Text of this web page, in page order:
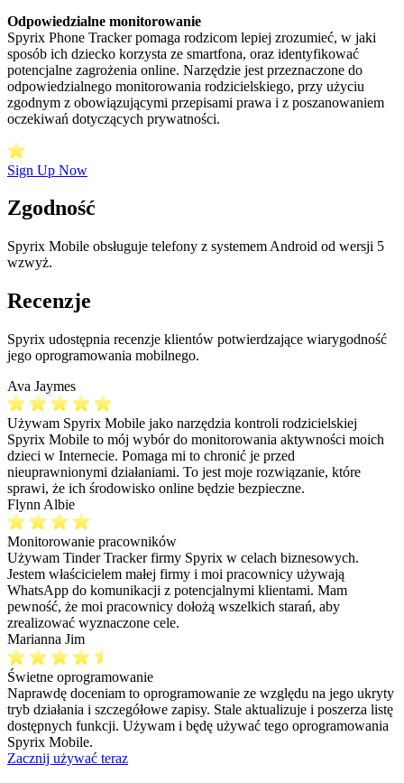
Odpowiedzialne monitorowanie
Spyrix Phone Tracker pomaga rodzicom lepiej zrozumieć, w jaki
sposób ich dziecko korzysta ze smartfona, oraz identyfikować
potencjalne zagrożenia online. Narzędzie jest przeznaczone do
odpowiedzialnego monitorowania rodzicielskiego, przy użyciu
zgodnym z obowiązującymi przepisami prawa i z poszanowaniem
oczekiwań dotyczących prywatności.
Sign Up Now
Zgodność
Spyrix Mobile obsługuje telefony z systemem Android od wersji 5
wzwyż.
Recenzje
Spyrix udostępnia recenzje klientów potwierdzające wiarygodność
jego oprogramowania mobilnego.
Ava Jaymes
Używam Spyrix Mobile jako narzędzia kontroli rodzicielskiej
Spyrix Mobile to mój wybór do monitorowania aktywności moich
dzieci w Internecie. Pomaga mi to chronić je przed
nieuprawnionymi działaniami. To jest moje rozwiązanie, które
sprawi, że ich środowisko online będzie bezpieczne.
Flynn Albie
Monitorowanie pracowników
Używam Tinder Tracker firmy Spyrix w celach biznesowych.
Jestem właścicielem małej firmy i moi pracownicy używają
WhatsApp do komunikacji z potencjalnymi klientami. Mam
pewność, że moi pracownicy dołożą wszelkich starań, aby
zrealizować wyznaczone cele.
Marianna Jim
Świetne oprogramowanie
Naprawdę doceniam to oprogramowanie ze względu na jego ukryty
tryb działania i szczegółowe zapisy. Stale aktualizuje i poszerza listę
dostępnych funkcji. Używam i będę używać tego oprogramowania
Spyrix Mobile.
Zacznij używać teraz